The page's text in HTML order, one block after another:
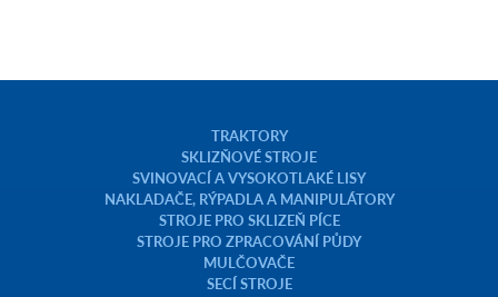
TRAKTORY
SKLIZŇOVÉ STROJE
SVINOVACÍ A VYSOKOTLAKÉ LISY
NAKLADAČE, RÝPADLA A MANIPULÁTORY
STROJE PRO SKLIZEŇ PÍCE
STROJE PRO ZPRACOVÁNÍ PŮDY
MULČOVAČE
SECÍ STROJE